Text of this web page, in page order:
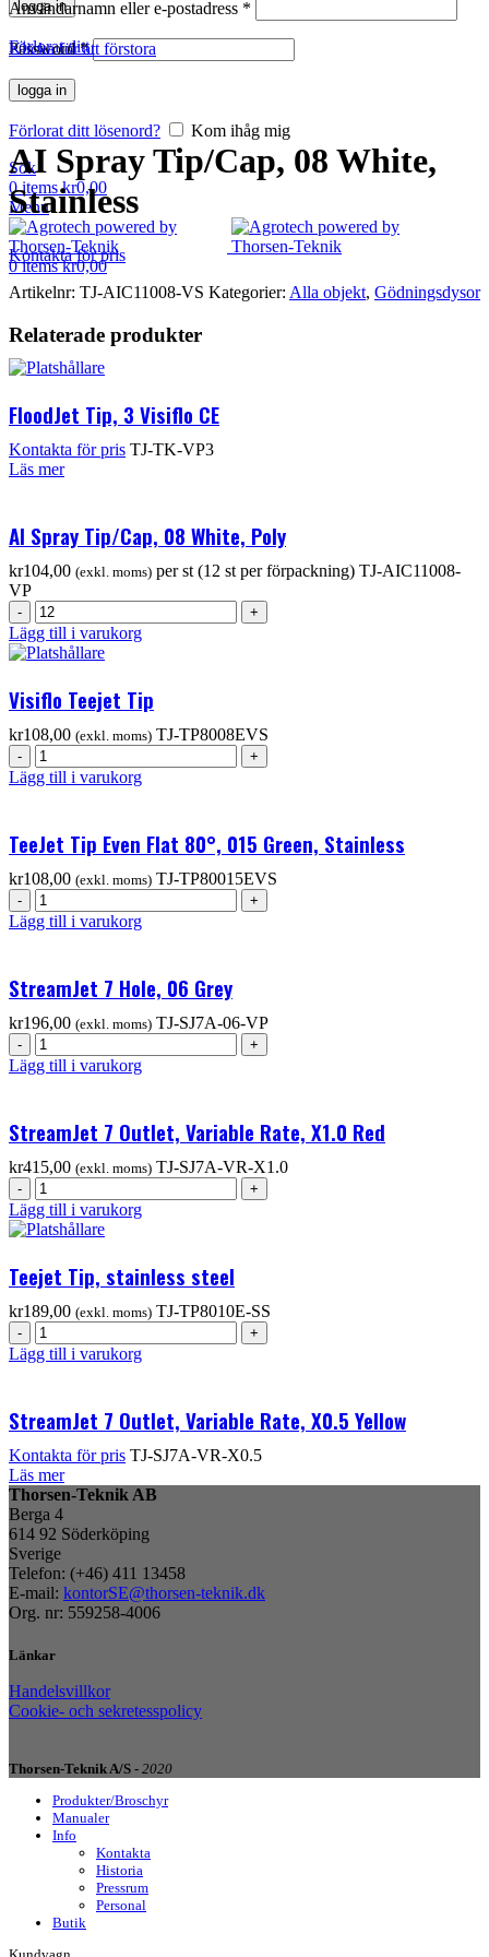
logga in
Förlorat ditt lösenord?
Användarnamn eller e-postadress *
Password*
logga in
Förlorat ditt lösenord?
Kom ihåg mig
Sök
0items kr0,00
Menu
0items kr0,00
Klicka för att förstora
AI Spray Tip/Cap, 08 White,
Stainless
Kontakta för pris
Artikelnr: TJ-AIC11008-VS Kategorier: Alla objekt, Gödningsdysor
Relaterade produkter
FloodJet Tip, 3 Visiflo CE
Kontakta för pris TJ-TK-VP3
Läs mer
AI Spray Tip/Cap, 08 White, Poly
kr104,00 (exkl. moms) per st (12 st per förpackning) TJ-AIC11008-
VP
Lägg till i varukorg
Visiflo Teejet Tip
kr108,00 (exkl. moms) TJ-TP8008EVS
Lägg till i varukorg
TeeJet Tip Even Flat 80°, 015 Green, Stainless
kr108,00 (exkl. moms) TJ-TP80015EVS
Lägg till i varukorg
StreamJet 7 Hole, 06 Grey
kr196,00 (exkl. moms) TJ-SJ7A-06-VP
Lägg till i varukorg
StreamJet 7 Outlet, Variable Rate, X1.0 Red
kr415,00 (exkl. moms) TJ-SJ7A-VR-X1.0
Lägg till i varukorg
Teejet Tip, stainless steel
kr189,00 (exkl. moms) TJ-TP8010E-SS
Lägg till i varukorg
StreamJet 7 Outlet, Variable Rate, X0.5 Yellow
Kontakta för pris TJ-SJ7A-VR-X0.5
Läs mer
Thorsen-Teknik AB
Berga 4
614 92 Söderköping
Sverige
Telefon: (+46) 411 13458
E-mail: kontorSE@thorsen-teknik.dk
Org. nr: 559258-4006
Länkar
Handelsvillkor
Cookie- och sekretesspolicy
Thorsen-Teknik A/S - 2020
Produkter/Broschyr
Manualer
Info
Kontakta
Historia
Pressrum
Personal
Butik